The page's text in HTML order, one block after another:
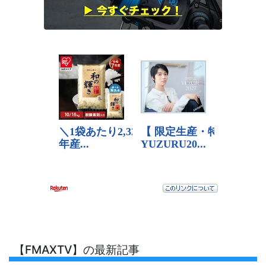
【FMAXTV】の最新記事